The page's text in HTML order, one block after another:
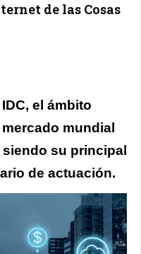
de las Cosas
el ámbito
mundial
su principal
de actuación.